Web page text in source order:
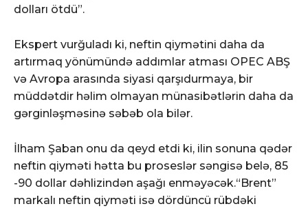
dolları ötdü”.
Ekspert vurğuladı ki, neftin qiymətini daha da
artırmaq yönümündə addımlar atması OPEC ABŞ
və Avropa arasında siyasi qarşıdurmaya, bir
müddətdir həlim olmayan münasibətlərin daha da
gərginləşməsinə səbəb ola bilər.
İlham Şaban onu da qeyd etdi ki, ilin sonuna qədər
neftin qiyməti hətta bu proseslər səngisə belə, 85
-90 dollar dəhlizindən aşağı enməyəcək.“Brent”
markalı neftin qiyməti isə dördüncü rübdəki